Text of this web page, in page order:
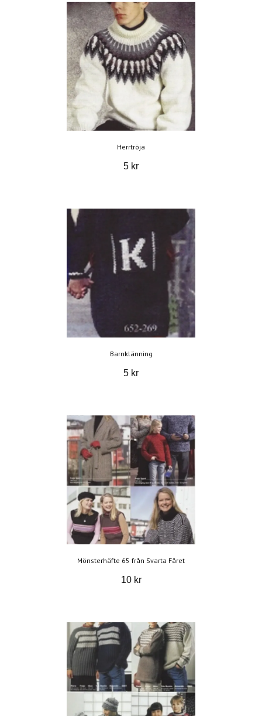
Herrtröja
5 kr
Barnklänning
5 kr
Mönsterhäfte 65 från Svarta Fåret
10 kr